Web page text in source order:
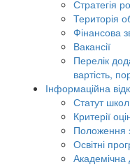
Стратегія
Територія
Фінансова
Вакансії
Перелік
вартість,
Інформаційна
Статут
Критерії
Положення
Освітні
Академічна